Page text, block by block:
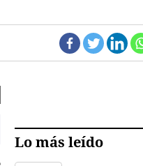
Lo más leído